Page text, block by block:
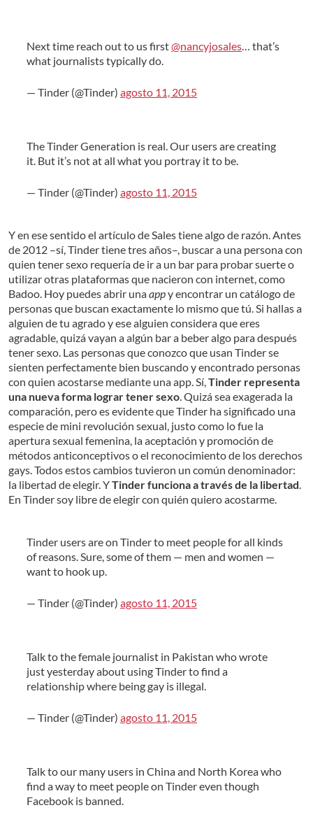
Next time reach out to us first@nancyjosales… that’s
what journalists typically do.
— Tinder (@Tinder) agosto 11, 2015
The Tinder Generation is real. Our users are creating
it. But it’s not at all what you portray it to be.
— Tinder (@Tinder) agosto 11, 2015
Y en ese sentido el artículo de Sales tiene algo de razón. Antes
de 2012 –sí, Tinder tiene tres años–, buscar a una persona con
quien tener sexo requería de ir a un bar para probar suerte o
utilizar otras plataformas que nacieron con internet, como
Badoo. Hoy puedes abrir unaappy encontrar un catálogo de
personas que buscan exactamente lo mismo que tú. Si hallas a
alguien de tu agrado y ese alguien considera que eres
agradable, quizá vayan a algún bar a beber algo para después
tener sexo. Las personas que conozco que usan Tinder se
sienten perfectamente bien buscando y encontrado personas
con quien acostarse mediante una app. Sí,Tinder representa
una nueva forma lograr tener sexo. Quizá sea exagerada la
comparación, pero es evidente que Tinder ha significado una
especie de mini revolución sexual, justo como lo fue la
apertura sexual femenina, la aceptación y promoción de
métodos anticonceptivos o el reconocimiento de los derechos
gays. Todos estos cambios tuvieron un común denominador:
la libertad de elegir. YTinder funciona a través de la libertad.
En Tinder soy libre de elegir con quién quiero acostarme.
Tinder users are on Tinder to meet people for all kinds
of reasons. Sure, some of them — men and women —
want to hook up.
— Tinder (@Tinder) agosto 11, 2015
Talk to the female journalist in Pakistan who wrote
just yesterday about using Tinder to find a
relationship where being gay is illegal.
— Tinder (@Tinder) agosto 11, 2015
Talk to our many users in China and North Korea who
find a way to meet people on Tinder even though
Facebook is banned.